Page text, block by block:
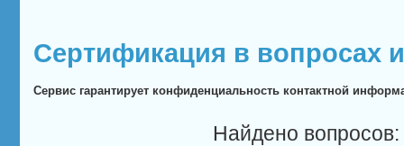
Сертификация в вопросах
Сервис гарантирует конфиденциальность контактной
Найдено